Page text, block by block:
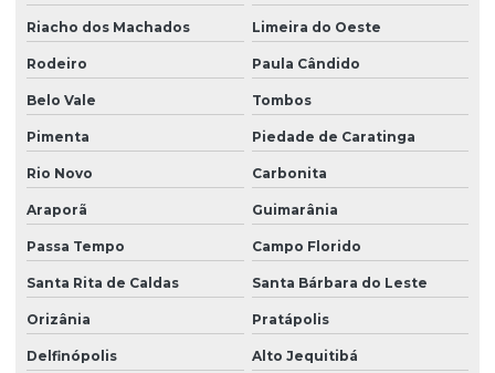
Riacho dos Machados Limeira do Oeste
Rodeiro Paula Cândido
Belo Vale Tombos
Pimenta Piedade de Caratinga
Rio Novo Carbonita
Araporã Guimarânia
Passa Tempo Campo Florido
Santa Rita de Caldas Santa Bárbara do Leste
Orizânia Pratápolis
Delfinópolis Alto Jequitibá